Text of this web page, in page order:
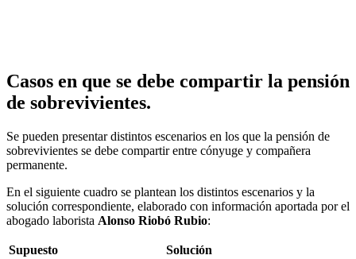
Casos en que se debe compartir la pensión
de sobrevivientes.
Se pueden presentar distintos escenarios en los que la pensión de
sobrevivientes se debe compartir entre cónyuge y compañera
permanente.
En el siguiente cuadro se plantean los distintos escenarios y la
solución correspondiente, elaborado con información aportada por el
abogado laborista Alonso Riobó Rubio:
Supuesto
Solución